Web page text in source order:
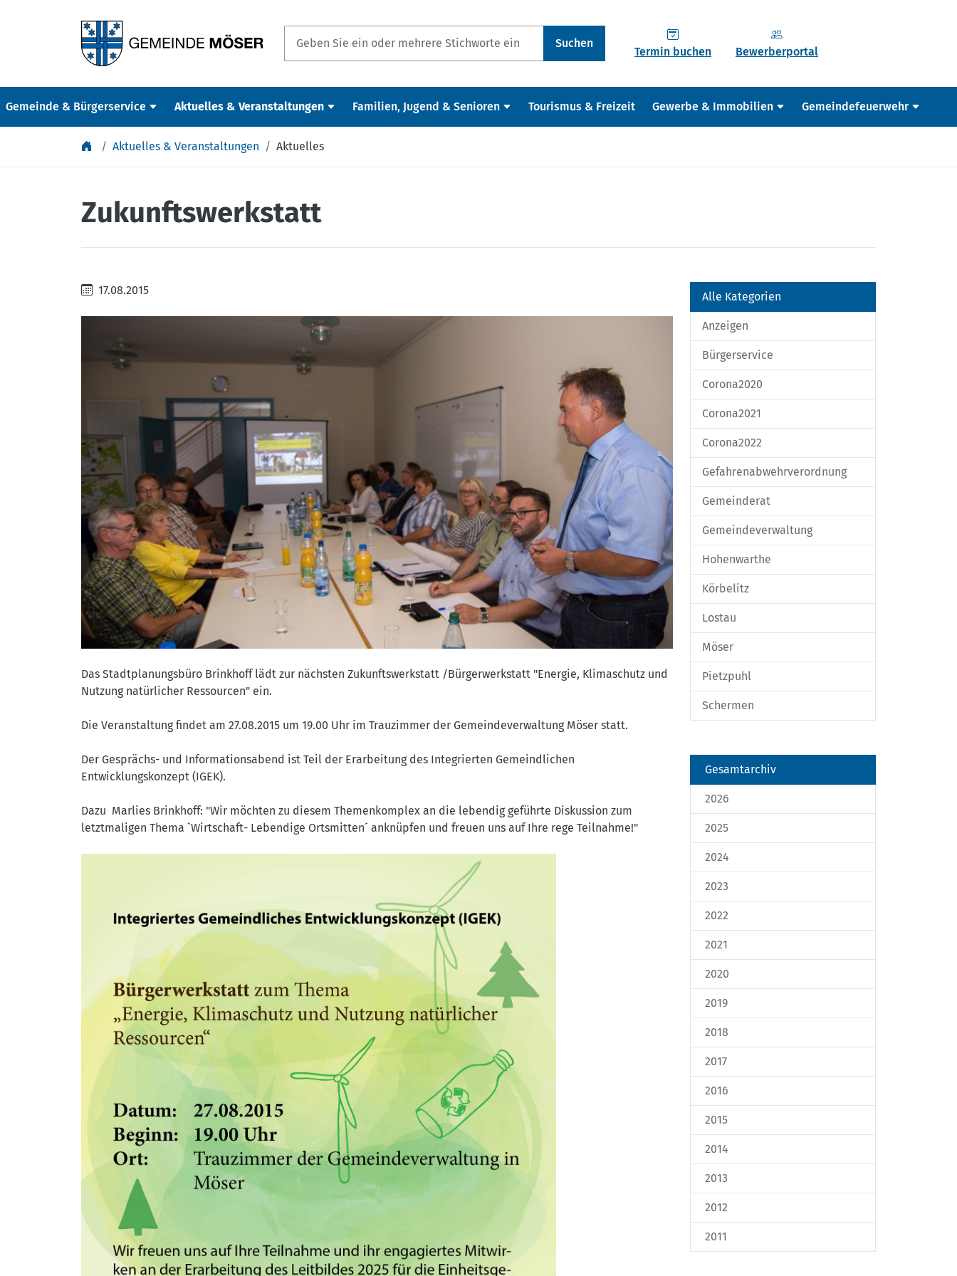
Suchen
Termin buchen Bewerberportal
Gemeinde & Bürgerservice Aktuelles & Veranstaltungen Familien, Jugend & Senioren Tourismus & Freizeit Gewerbe & Immobilien Gemeindefeuerwehr
Aktuelles & Veranstaltungen Aktuelles
Zukunftswerkstatt
17.08.2015
Das Stadtplanungsbüro Brinkhoff lädt zur nächsten Zukunftswerkstatt /Bürgerwerkstatt "Energie, Klimaschutz und
Nutzung natürlicher Ressourcen" ein.
Die Veranstaltung findet am 27.08.2015 um 19.00 Uhr im Trauzimmer der Gemeindeverwaltung Möser statt.
Der Gesprächs- und Informationsabend ist Teil der Erarbeitung des Integrierten Gemeindlichen
Entwicklungskonzept (IGEK).
Dazu Marlies Brinkhoff: "Wir möchten zu diesem Themenkomplex an die lebendig geführte Diskussion zum
letztmaligen Thema `Wirtschaft- Lebendige Ortsmitten´ anknüpfen und freuen uns auf Ihre rege Teilnahme!"
Alle Kategorien
Anzeigen
Bürgerservice
Corona2020
Corona2021
Corona2022
Gefahrenabwehrverordnung
Gemeinderat
Gemeindeverwaltung
Hohenwarthe
Körbelitz
Lostau
Möser
Pietzpuhl
Schermen
Gesamtarchiv
2026
2025
2024
2023
2022
2021
2020
2019
2018
2017
2016
2015
2014
2013
2012
2011